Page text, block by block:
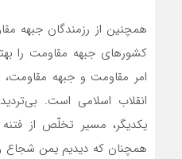
همچنین از رزمندگان جبهه
کشورهای جبهه مقاومت را
امر مقاومت و جبهه مقاومت،
انقلاب اسلامی است.
یکدیگر، مسیر تخلّص از فتنه
همچنان که دیدیم یمن شجاع